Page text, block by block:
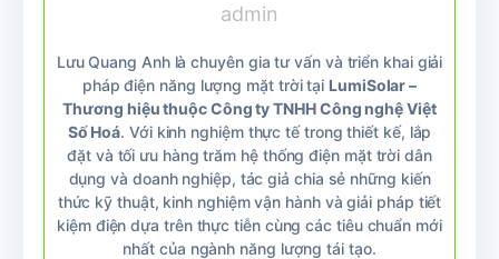
admin
Lưu Quang Anh là chuyên gia tư vấn và triển khai giải
pháp điện năng lượng mặt trời tại LumiSolar –
Thương hiệu thuộc Công ty TNHH Công nghệ Việt
Số Hoá. Với kinh nghiệm thực tế trong thiết kế, lắp
đặt và tối ưu hàng trăm hệ thống điện mặt trời dân
dụng và doanh nghiệp, tác giả chia sẻ những kiến
thức kỹ thuật, kinh nghiệm vận hành và giải pháp tiết
kiệm điện dựa trên thực tiễn cùng các tiêu chuẩn mới
nhất của ngành năng lượng tái tạo.